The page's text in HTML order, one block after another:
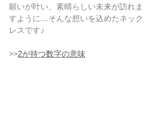
願いが叶い、素晴らしい未来が訪れま
すように…そんな想いを込めたネック
レスです♪
>>2が持つ数字の意味